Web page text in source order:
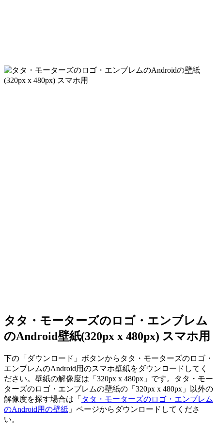
タタ・モーターズのロゴ・エンブレム
のAndroid壁紙(320px x 480px) スマホ用
下の「ダウンロード」ボタンからタタ・モーターズのロゴ・
エンブレムのAndroid用のスマホ壁紙をダウンロードしてく
ださい。壁紙の解像度は「320px x 480px」です。タタ・モー
ターズのロゴ・エンブレムの壁紙の「320px x 480px」以外の
解像度を探す場合は「 タタ・モーターズのロゴ・エンブレム
のAndroid用の壁紙 」ページからダウンロードしてくださ
い。